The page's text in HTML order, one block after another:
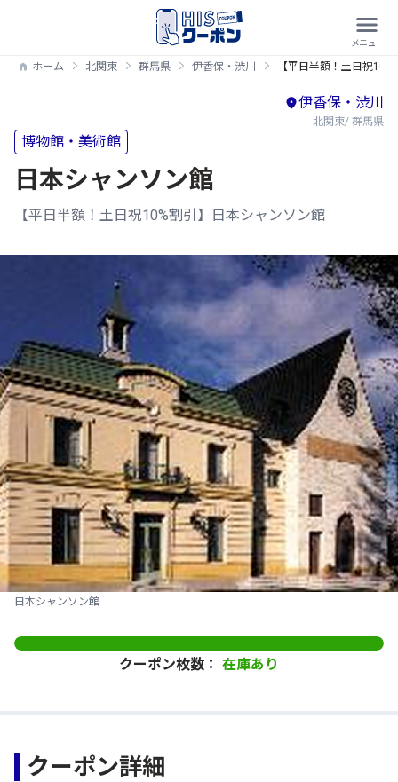
ホーム 北関東 群馬県 伊香保・渋川 【平日半額！土日祝
伊香保・渋川
北関東/ 群馬県
博物館・美術館
日本シャンソン館
【平日半額！土日祝10%割引】日本シャンソン館
日本シャンソン館
クーポン枚数： 在庫あり
クーポン詳細